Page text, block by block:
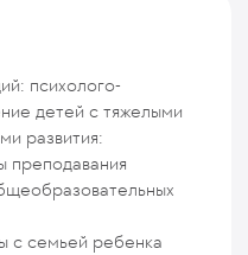
психолого-
детей с тяжелыми
развития:
преподавания
с семьей ребенка